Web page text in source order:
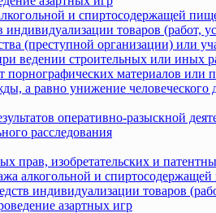
и спиртосодержащей
товаров (работ,
(преступной организации) или
ведении строительных или иных
материалов или
а равно унижение человеческого
оперативно-разыскной
расследования
изобретательских и
алкогольной и
индивидуализации товаров
азартных игр